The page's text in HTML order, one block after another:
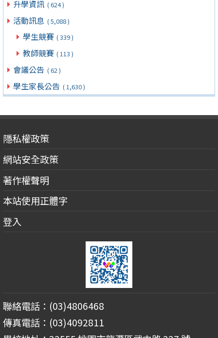
升學資訊 ( 624 )
活動訊息 ( 5,088 )
學生競賽 ( 339 )
教師競賽 ( 113 )
會議公告 ( 62 )
學生家長公告 ( 1,630 )
隱私權政策
網站安全政策
著作權聲明
本站使用正體字
登入
聯絡電話：(03)4806468
傳真電話：(03)4092811